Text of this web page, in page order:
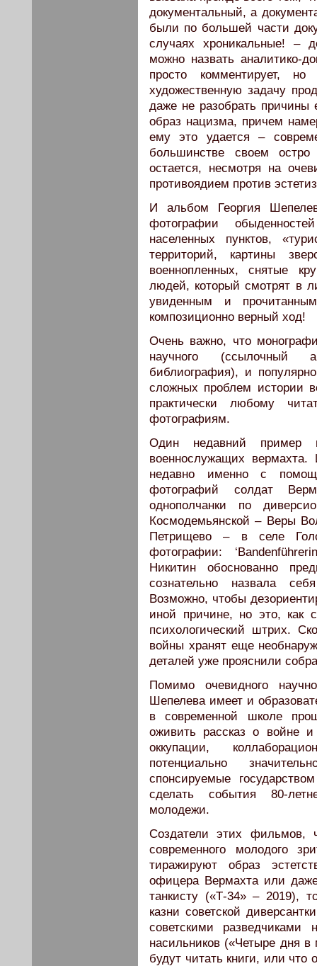
документальный, а
были по большей части
случаях хроникальные! –
можно назвать аналитико-
просто комментирует,
художественную задачу
даже не разобрать причины
образ нацизма, причем
ему это удается –
большинстве своем
остается, несмотря на
противоядием против
И альбом Георгия
фотографии
населенных пунктов,
территорий, картины
военнопленных, снятые
людей, который смотрят в
увиденным и
композиционно верный ход!
Очень важно, что
научного (ссылочный
библиография), и
сложных проблем истории
практически любому
фотографиям.
Один недавний пример
военнослужащих
недавно именно с
фотографий солдат
однополчанки по
Космодемьянской – Веры
Петрищево – в селе
фотографии:
Никитин обоснованно
сознательно назвала
Возможно, чтобы
иной причине, но это, как
психологический штрих.
войны хранят еще
деталей уже прояснили
Помимо очевидного
Шепелева имеет и
в современной школе
оживить рассказ о войне
оккупации,
потенциально
спонсируемые
сделать события 80-
молодежи.
Создатели этих фильмов,
современного молодого
тиражируют образ
офицера Вермахта или
танкисту («Т-34» – 2019),
казни советской
советскими разведчиками
насильников («Четыре дня
будут читать книги, или что